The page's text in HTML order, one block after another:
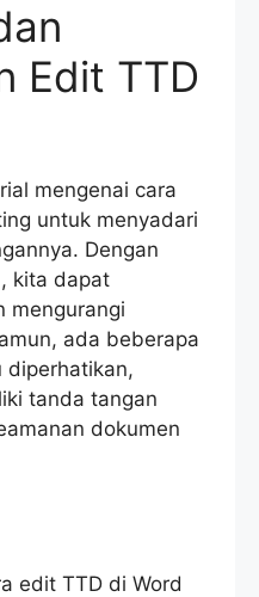
Edit TTD
mengenai cara
untuk menyadari
Dengan
kita dapat
mengurangi
ada beberapa
diperhatikan,
tanda tangan
dokumen
edit TTD di Word